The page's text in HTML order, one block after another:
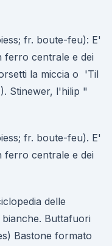
fr. boute-feu): E'
ferro centrale e dei
la miccia o 'Til
Stinewer, l'hilip "
fr. boute-feu). E'
ferro centrale e dei
delle
Buttafuori
Bastone formato